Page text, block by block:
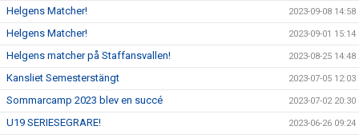
Helgens Matcher! 2023-09-08 14:58
Helgens Matcher! 2023-09-01 15:14
Helgens matcher på Staffansvallen! 2023-08-25 14:48
Kansliet Semesterstängt 2023-07-05 12:03
Sommarcamp 2023 blev en succé 2023-07-02 20:30
U19 SERIESEGRARE! 2023-06-26 09:24